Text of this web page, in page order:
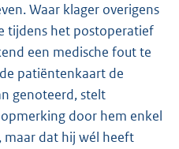
Waar klager overigens
tijdens het postoperatief
een medische fout te
patiëntenkaart de
genoteerd, stelt
door hem enkel
maar dat hij wél heeft